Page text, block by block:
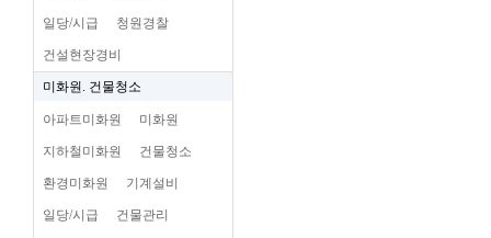
일당/시급 청원경찰
건설현장경비
미화원. 건물청소
아파트미화원 미화원
지하철미화원 건물청소
환경미화원 기계설비
일당/시급 건물관리